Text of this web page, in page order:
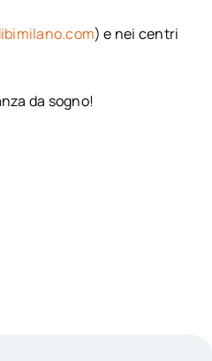
) e nei centri
da sogno!